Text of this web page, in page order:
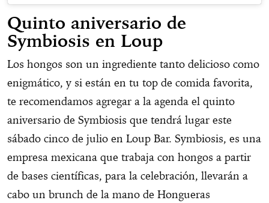
Quinto aniversario de
Symbiosis en Loup
Los hongos son un ingrediente tanto delicioso como
enigmático, y si están en tu top de comida favorita,
te recomendamos agregar a la agenda el quinto
aniversario de Symbiosis que tendrá lugar este
sábado cinco de julio en Loup Bar. Symbiosis, es una
empresa mexicana que trabaja con hongos a partir
de bases científicas, para la celebración, llevarán a
cabo un brunch de la mano de Hongueras